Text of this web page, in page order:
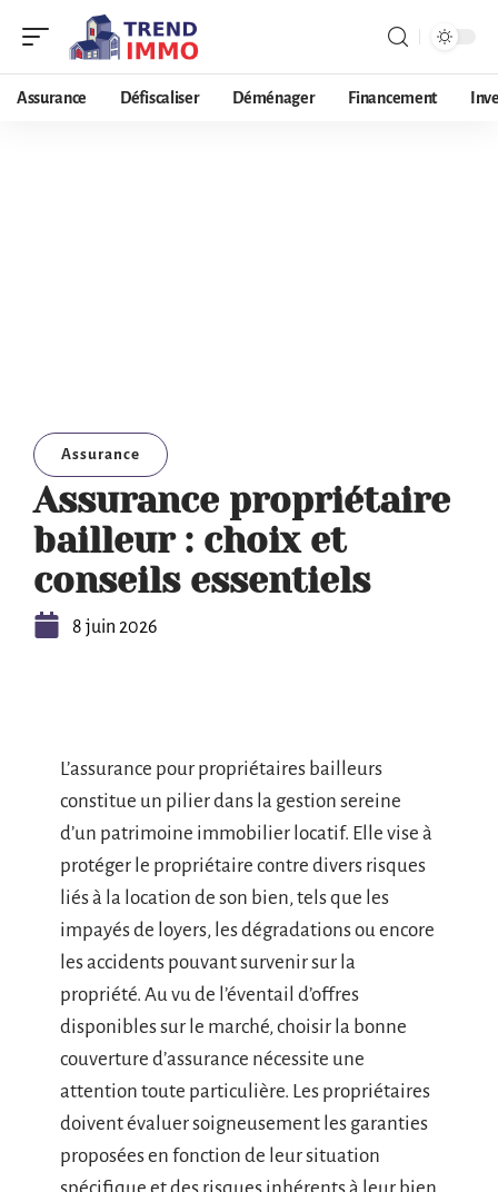
Assurance Défiscaliser Déménager Financement
Assurance
Assurance propriétaire
bailleur : choix et
conseils essentiels
8 juin 2026
L’assurance pour propriétaires bailleurs
constitue un pilier dans la gestion sereine
d’un patrimoine immobilier locatif. Elle vise à
protéger le propriétaire contre divers risques
liés à la location de son bien, tels que les
impayés de loyers, les dégradations ou encore
les accidents pouvant survenir sur la
propriété. Au vu de l’éventail d’offres
disponibles sur le marché, choisir la bonne
couverture d’assurance nécessite une
attention toute particulière. Les propriétaires
doivent évaluer soigneusement les garanties
proposées en fonction de leur situation